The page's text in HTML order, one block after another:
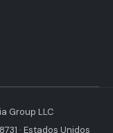
Group LLC
· Estados Unidos